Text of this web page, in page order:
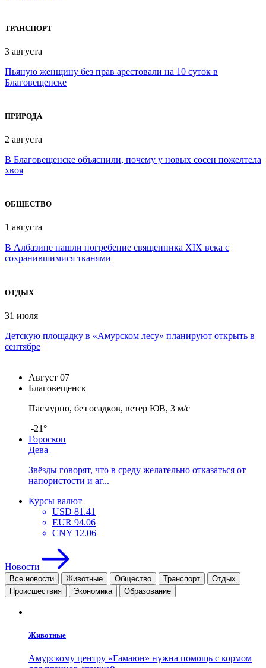
ТРАНСПОРТ
3 августа
Пьяную женщину без прав арестовали на 10 суток в
Благовещенске
ПРИРОДА
2 августа
В Благовещенске объяснили, почему у новых сосен пожелтела
хвоя
ОБЩЕСТВО
1 августа
В Албазине нашли погребение священника XIX века с
сохранившимися тканями
ОТДЫХ
31 июля
Детскую площадку в «Амурском лесу» планируют открыть в
сентябре
Август 07
Благовещенск
Пасмурно, без осадков, ветер ЮВ, 3 м/с
-21°
Гороскоп
Дева
Звёзды говорят, что в среду желательно отказаться от
напористости и аг...
Курсы валют
USD 81.41
EUR 94.06
CNY 12.06
Новости
Все новости Животные Общество Транспорт
Отдых
Проиcшествия
Экономика Образование
Животные
Амурскому центру «Гамаюн» нужна помощь с кормом